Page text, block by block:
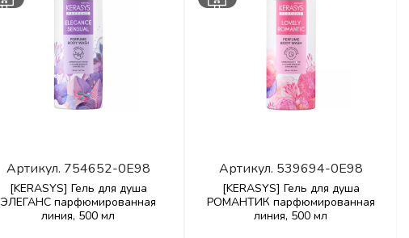
Артикул. 754652-0E98
[KERASYS] Гель для душа
ЭЛЕГАНС парфюмированная
линия, 500 мл
Артикул. 539694-0E98
[KERASYS] Гель для душа
РОМАНТИК парфюмированная
линия, 500 мл